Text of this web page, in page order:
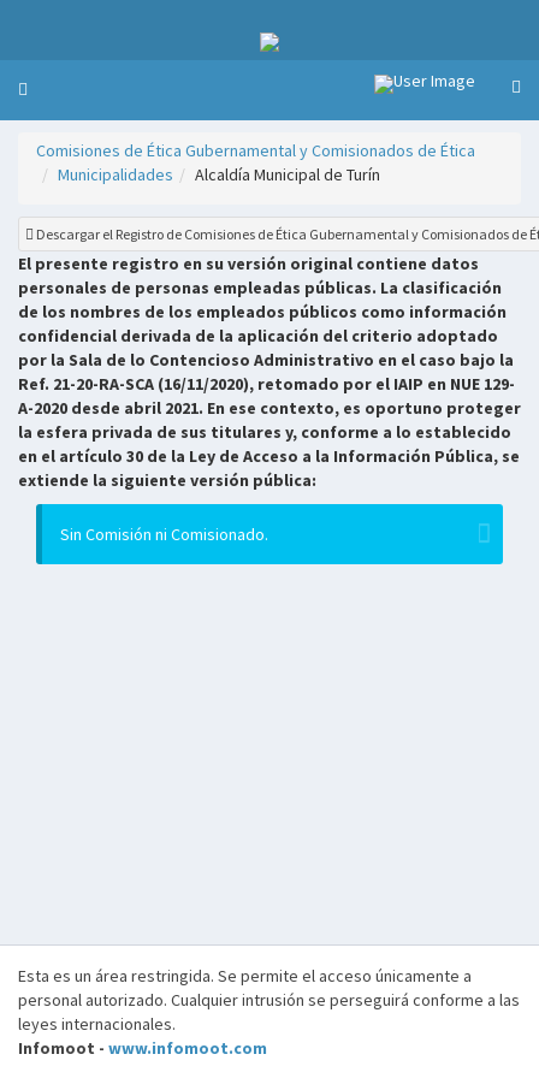
Comisiones de Ética Gubernamental y Comisionados de Ética
Municipalidades
Alcaldía Municipal de Turín
Descargar el Registro de Comisiones de Ética Gubernamental y Comisionados de
El presente registro en su versión original contiene datos
personales de personas empleadas públicas. La clasificación
de los nombres de los empleados públicos como información
confidencial derivada de la aplicación del criterio adoptado
por la Sala de lo Contencioso Administrativo en el caso bajo la
Ref. 21-20-RA-SCA (16/11/2020), retomado por el IAIP en NUE 129-
A-2020 desde abril 2021. En ese contexto, es oportuno proteger
la esfera privada de sus titulares y, conforme a lo establecido
en el artículo 30 de la Ley de Acceso a la Información Pública, se
extiende la siguiente versión pública:
Sin Comisión ni Comisionado.
Esta es un área restringida. Se permite el acceso únicamente a
personal autorizado. Cualquier intrusión se perseguirá conforme a las
leyes internacionales.
Infomoot - www.infomoot.com